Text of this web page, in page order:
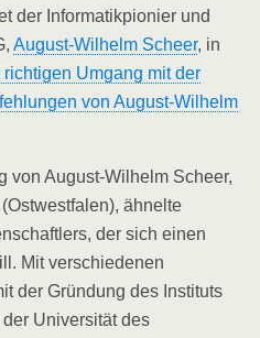
der Informatikpionier und
August-Wilhelm Scheer, in
Umgang mit der
von August-Wilhelm
von August-Wilhelm Scheer,
ähnelte
der sich einen
Mit verschiedenen
der Gründung des Instituts
Universität des